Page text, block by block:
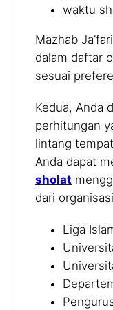
waktu
Mazhab
dalam daftar
sesuai
Kedua, Anda
perhitungan
lintang
Anda dapat
sholat
dari
Liga